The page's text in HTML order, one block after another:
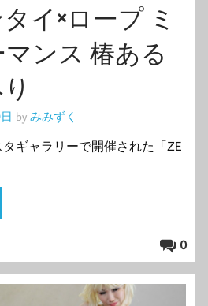
イ×ロープ ミ
ンス 椿ある
by みみずく
ギャラリーで開催された「ZE
0